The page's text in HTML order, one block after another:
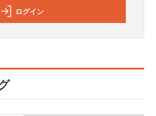
ログイン